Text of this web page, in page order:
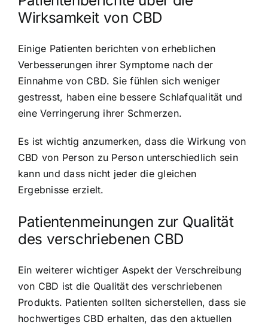
Wirksamkeit von CBD
Einige Patienten berichten von erheblichen
Verbesserungen ihrer Symptome nach der
Einnahme von CBD. Sie fühlen sich weniger
gestresst, haben eine bessere Schlafqualität und
eine Verringerung ihrer Schmerzen.
Es ist wichtig anzumerken, dass die Wirkung von
CBD von Person zu Person unterschiedlich sein
kann und dass nicht jeder die gleichen
Ergebnisse erzielt.
Patientenmeinungen zur Qualität
des verschriebenen CBD
Ein weiterer wichtiger Aspekt der Verschreibung
von CBD ist die Qualität des verschriebenen
Produkts. Patienten sollten sicherstellen, dass sie
hochwertiges CBD erhalten, das den aktuellen